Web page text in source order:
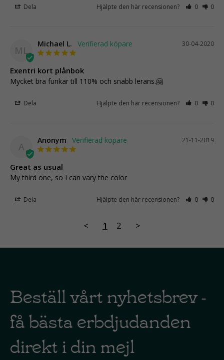
Dela Hjälpte den här recensionen? 0 0
ML
30-04-2020
Michael L.
Exentri kort plånbok
Mycket bra funkar till 110% och snabb lerans.🤗
Dela Hjälpte den här recensionen? 0 0
A
21-11-2019
Anonym
Great as usual
My third one, so I can vary the color
Dela Hjälpte den här recensionen? 0 0
< 1 2 >
Beställ vårt nyhetsbrev -
få bästa erbdjudanden
direkt i din mejl